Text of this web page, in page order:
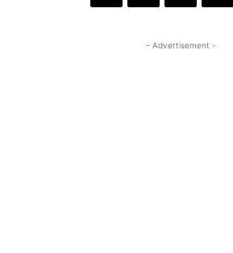
- Advertisement -